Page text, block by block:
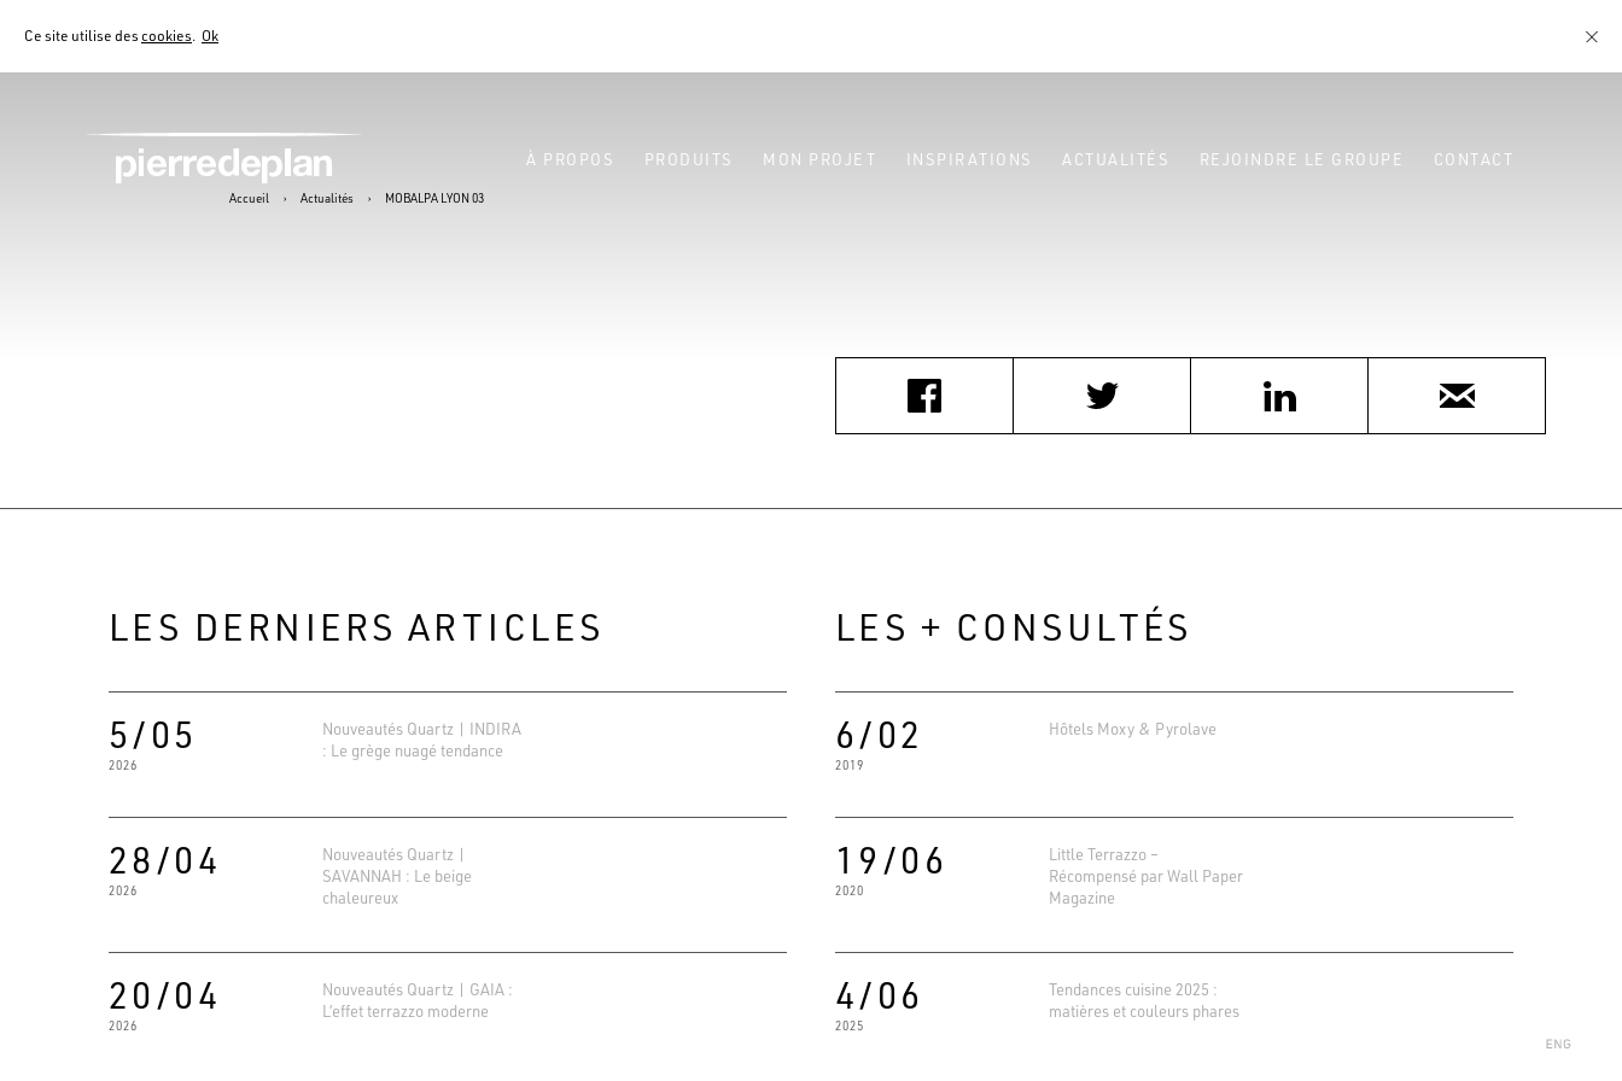
Ce site utilise descookies. Ok
À PROPOS PRODUITS MON PROJET INSPIRATIONS ACTUALITÉS REJOINDRE LE GROUPE CONTACT
Accueil › Actualités › MOBALPA LYON 03
LES DERNIERS ARTICLES
5/05
2026
Nouveautés Quartz | INDIRA
: Le grège nuagé tendance
28/04
2026
Nouveautés Quartz |
SAVANNAH : Le beige
chaleureux
20/04
2026
Nouveautés Quartz | GAIA :
L’effet terrazzo moderne
LES + CONSULTÉS
6/02
2019
Hôtels Moxy & Pyrolave
19/06
2020
Little Terrazzo –
Récompensé par Wall Paper
Magazine
4/06
2025
Tendances cuisine 2025 :
matières et couleurs phares
Evaluations Google